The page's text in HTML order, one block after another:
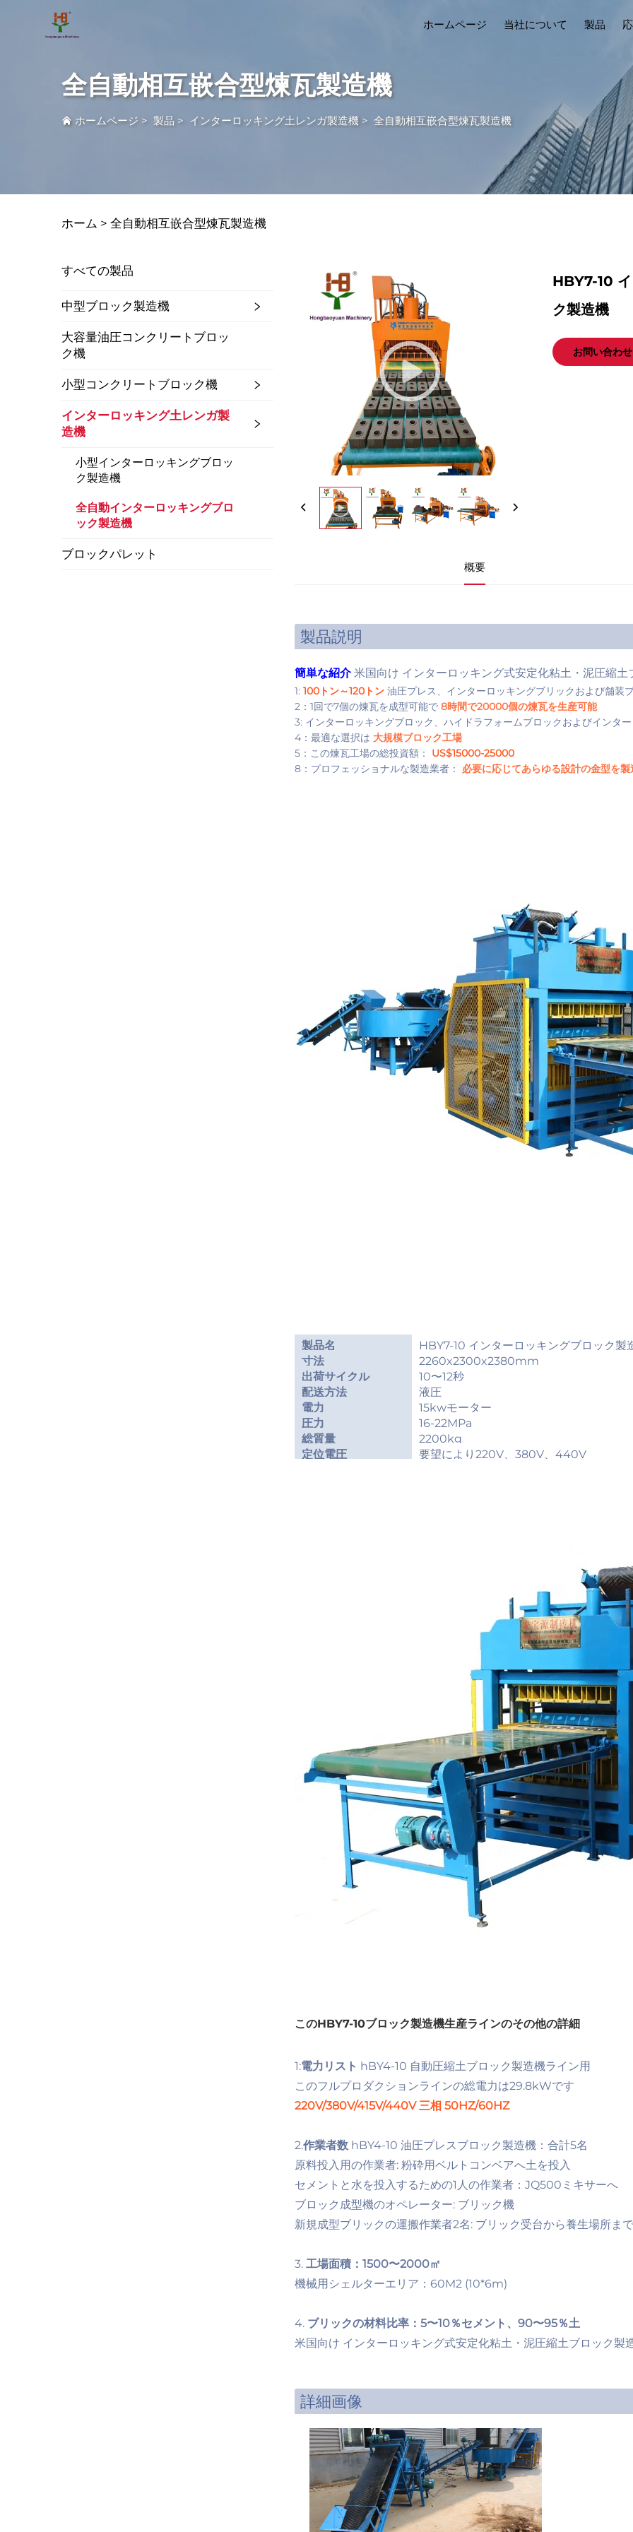
ホームページ 当社について 製品
全自動相互嵌合型煉瓦製造機
ホームページ > 製品 > インターロッキング土レンガ製造機 > 全自動相互嵌合型煉瓦製造機
ホーム > 全自動相互嵌合型煉瓦製造機
すべての製品
中型ブロック製造機
大容量油圧コンクリートブロッ
ク機
小型コンクリートブロック機
インターロッキング土レンガ製
造機
小型インターロッキングブロッ
ク製造機
全自動インターロッキングブロ
ック製造機
ブロックパレット
HBY7-10
ク製造機
お問い合わせ
概要
製品説明
簡単な紹介米国向け インターロッキング式安定化粘土・泥圧縮土
1: 100トン～120トン 油圧プレス、インターロッキングブリックおよび舗装
2：1回で7個の煉瓦を成型可能で 8時間で20000個の煉瓦を生産可能
3: インターロッキングブロック、ハイドラフォームブロックおよびインタ
4：最適な選択は 大規模ブロック工場
5：この煉瓦工場の総投資額： US$15000-25000
8：プロフェッショナルな製造業者： 必要に応じてあらゆる設計の金型を製
製品名
HBY7-10 インターロッキングブロック製
寸法
2260x2300x2380mm
出荷サイクル
10〜12秒
配送方法
液圧
電力
15kwモーター
圧力
16-22MPa
総質量
2200kg
定位電圧
要望により220V、380V、440V
このHBY7-10ブロック製造機生産ラインのその他の詳細
1:電力リスト hBY4-10 自動圧縮土ブロック製造機ライン用
このフルプロダクションラインの総電力は29.8kWです
220V/380V/415V/440V 三相 50HZ/60HZ
2.作業者数 hBY4-10 油圧プレスブロック製造機：合計5名
原料投入用の作業者: 粉砕用ベルトコンベアへ土を投入
セメントと水を投入するための1人の作業者：JQ500ミキサーへ
ブロック成型機のオペレーター: ブリック機
新規成型ブリックの運搬作業者2名: ブリック受台から養生場所まで
3. 工場面積：1500〜2000㎡
機械用シェルターエリア：60M2 (10*6m)
4. ブリックの材料比率：5〜10％セメント、90〜95％土
米国向け インターロッキング式安定化粘土・泥圧縮土ブロック製
詳細画像